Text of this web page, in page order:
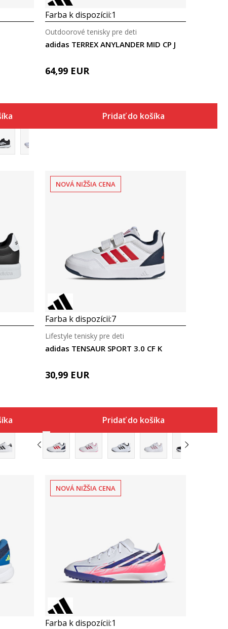
Farba k dispozícii:1
adidas TERREX ANYLANDER MID CP J
Outdoorové tenisky pre deti
64,99 EUR
Pridať do košíka
Porovnaj
NOVÁ NIŽŠIA CENA
Farba k dispozícii:7
adidas TENSAUR SPORT 3.0 CF K
Lifestyle tenisky pre deti
30,99 EUR
Pridať do košíka
Porovnaj
NOVÁ NIŽŠIA CENA
Farba k dispozícii:1